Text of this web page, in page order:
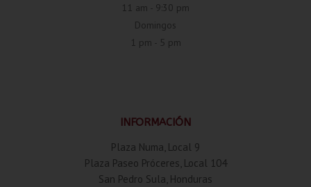
11 am - 9:30 pm
Domingos
1 pm - 5 pm
INFORMACIÓN
Plaza Numa, Local 9
Plaza Paseo Próceres, Local 104
San Pedro Sula, Honduras